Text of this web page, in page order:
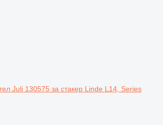
Juli 130575 за стакер Linde L14, Series